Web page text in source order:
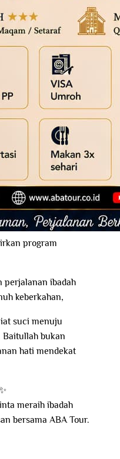
program
perjalanan ibadah
keberkahan,
suci menuju
bukan
hati mendekat
meraih ibadah
bersama ABA Tour.